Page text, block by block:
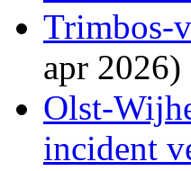
Trimbos-
apr 2026)
Olst-
incident